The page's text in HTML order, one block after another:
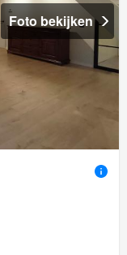
Foto bekijken